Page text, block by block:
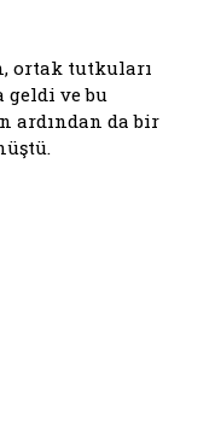
ortak tutkuları
geldi ve bu
ardından da bir